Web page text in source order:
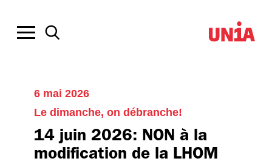
6 mai 2026
Le dimanche, on débranche!
14 juin 2026: NON à la
modification de la LHOM